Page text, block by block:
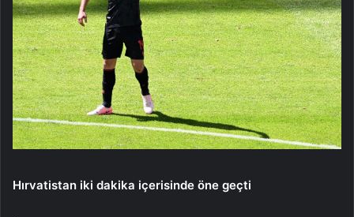
Hırvatistan iki dakika içerisinde öne geçti